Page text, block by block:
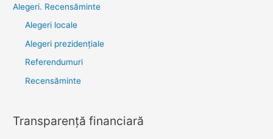
Alegeri. Recensăminte
Alegeri locale
Alegeri prezidențiale
Referendumuri
Recensăminte
Transparenţă financiară